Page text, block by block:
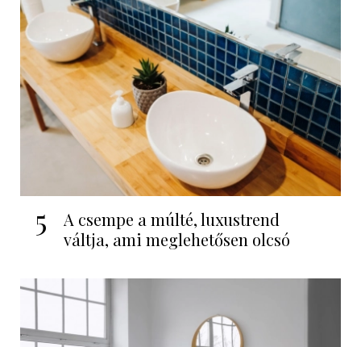
5
A csempe a múlté, luxustrend
váltja, ami meglehetősen olcsó